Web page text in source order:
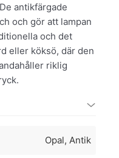
antikfärgade
och gör att lampan
och det
eller köksö, där den
riklig
Opal, Antik